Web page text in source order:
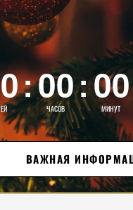
:00
01
02
03
:
ЧАСОВ
00
01
02
03
МИНУТ
ВАЖНАЯ